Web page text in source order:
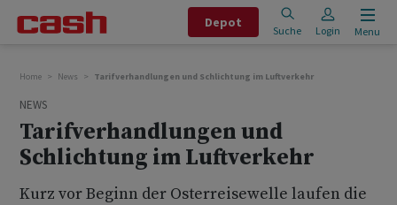
Depot
Suche Login Menu
Home News Tarifverhandlungen und Schlichtung im Luftverkehr
NEWS
Tarifverhandlungen und
Schlichtung im Luftverkehr
Kurz vor Beginn der Osterreisewelle laufen die